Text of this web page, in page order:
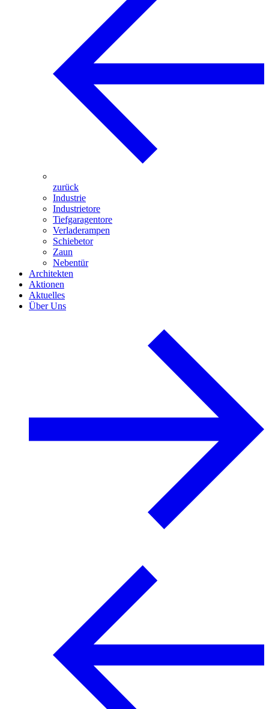
zurück
Industrie
Industrietore
Tiefgaragentore
Verladerampen
Schiebetor
Zaun
Nebentür
Architekten
Aktionen
Aktuelles
Über Uns